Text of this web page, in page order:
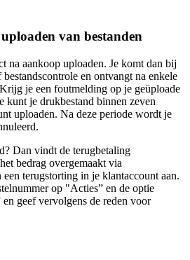
van bestanden
na aankoop uploaden. Je komt dan bij
en ontvangt na enkele
je een foutmelding op je geüploade
kunt je drukbestand binnen zeven
uploaden. Na deze periode wordt je
Dan vindt de terugbetaling
bedrag overgemaakt via
terugstorting in je klantaccount aan.
op "Acties” en de optie
geef vervolgens de reden voor